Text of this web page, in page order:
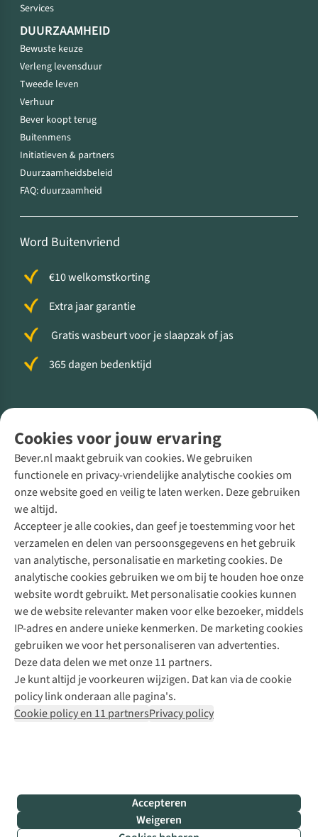
Cookies voor jouw ervaring
Bever.nl maakt gebruik van cookies. We gebruiken
functionele en privacy-vriendelijke analytische cookies om
onze website goed en veilig te laten werken. Deze gebruiken
we altijd.
Accepteer je alle cookies, dan geef je toestemming voor het
verzamelen en delen van persoonsgegevens en het gebruik
van analytische, personalisatie en marketing cookies. De
analytische cookies gebruiken we om bij te houden hoe onze
website wordt gebruikt. Met personalisatie cookies kunnen
we de website relevanter maken voor elke bezoeker, middels
IP-adres en andere unieke kenmerken. De marketing cookies
gebruiken we voor het personaliseren van advertenties.
Deze data delen we met onze 11 partners.
Je kunt altijd je voorkeuren wijzigen. Dat kan via de cookie
policy link onderaan alle pagina's.
Cookie policy en 11 partnersPrivacy policy
Accepteren
Weigeren
Services
DUURZAAMHEID
Bewuste keuze
Verleng levensduur
Tweede leven
Verhuur
Bever koopt terug
Buitenmens
Initiatieven & partners
Duurzaamheidsbeleid
FAQ: duurzaamheid
Word Buitenvriend
€10 welkomstkorting
Extra jaar garantie
Gratis wasbeurt voor je slaapzak of jas
365 dagen bedenktijd
Direct advies van een Buitenexpert
+31 (0)85 888 50 88
+31 6 12 28 49 80
Contactformulier
Bever
B.V.